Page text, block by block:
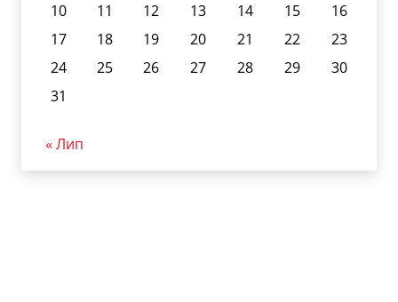
10
11 12 13 14 15
16
17
18 19 20 21 22
23
24
25 26 27 28 29
30
31
« Лип